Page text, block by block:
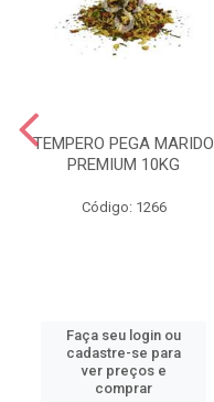
TEMPERO PEGA MARIDO
PREMIUM 10KG
Código: 1266
Faça seu login ou
cadastre-se para
ver preços e
comprar